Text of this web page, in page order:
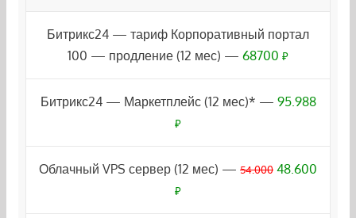
Битрикс24 — тариф Корпоративный портал
100 — продление (12 мес) — 68700 ₽
Битрикс24 — Маркетплейс (12 мес)* — 95.988
₽
Облачный VPS сервер (12 мес) — 54.000 48.600
₽